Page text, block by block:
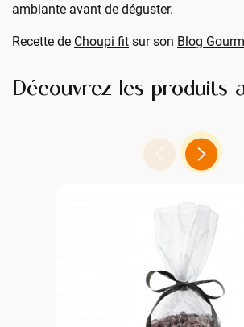
ambiante avant de déguster.
Recette de Choupi fit sur son Blog
Découvrez les produits